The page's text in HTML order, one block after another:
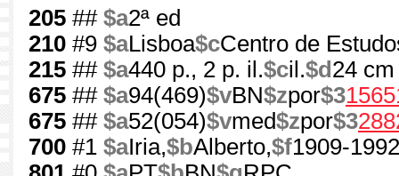
205 ## $a2ª ed
210 #9 $aLisboa$cCentro de
215 ## $a440 p., 2 p. il.$cil.$d 24 cm
675 ## $a94(469)$vBN$zpor$3
675 ## $a52(054)$vmed$zpor$3
700 #1 $aIria,$bAlberto,$f1909-1992